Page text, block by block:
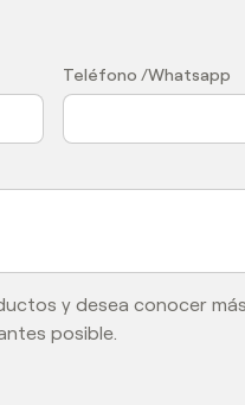
Teléfono /Whatsapp
y desea conocer
posible.